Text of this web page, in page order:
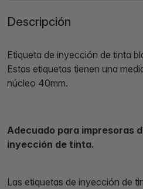
Descripción
Etiqueta de inyección de tinta
Estas etiquetas tienen una
núcleo 40mm.
Adecuado para impresoras
inyección de tinta.
Las etiquetas de inyección de